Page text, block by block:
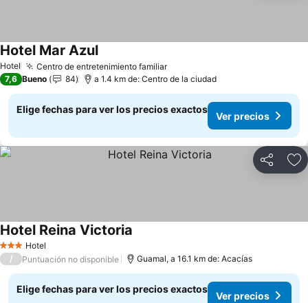
Hotel Centro de entretenimiento familiarVer precios
Hotel Mar AzulVer precios
7,6 Bueno 84 a 1.4 km de: Centro de la ciudad
Elige fechas para ver los precios exactos
Ver precios
Compartir
3 Estrellas
Hotel
Hotel Reina Victoria
/ Puntuación no disponible Guamal, a 16.1 km de: Acacías
Elige fechas para ver los precios exactos
Ver precios